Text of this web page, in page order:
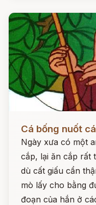
Đọc ngay
Cá bống nuốt
Ngày xưa có một
cắp, lại ăn cắp rất
dù cất giấu cẩn
mò lấy cho bằng
đoạn của hắn ở